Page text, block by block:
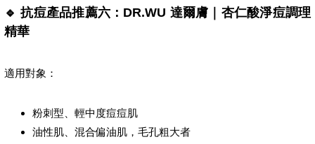
🔹 抗痘產品推薦六：DR.WU 達爾膚｜杏仁酸淨痘調理
精華
適用對象：
粉刺型、輕中度痘痘肌
油性肌、混合偏油肌，毛孔粗大者